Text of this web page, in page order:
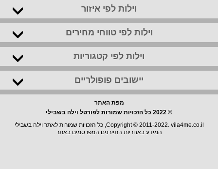
וילות לפי איזור
וילות לפי טווחי מחירים
וילות לפי קטגוריות
יישובים פופולריים
מפת האתר
© 2022 כל הזכויות שמורות לפורטל וילה בשבילי
Copyright © 2011-2022. vila4me.co.il, כל הזכויות שמורות לאתר וילה בשבילי
המידע באחריות התיירנים המפרסמים באתר